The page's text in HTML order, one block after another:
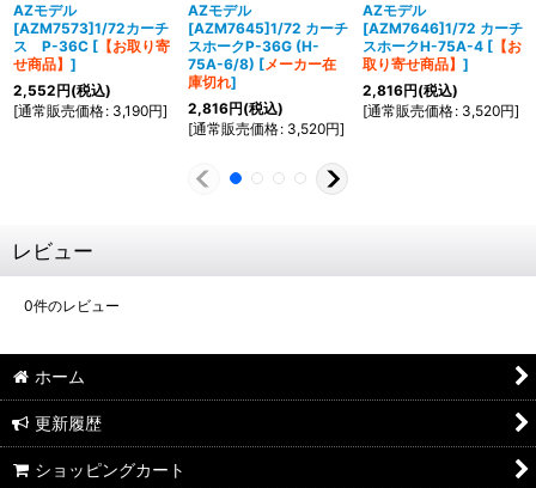
AZモデル
[AZM7573]1/72カーチ
ス P-36C [ 【お取り寄
せ商品】 ]
2,552円(税込)
[通常販売価格: 3,190円]
AZモデル
[AZM7645]1/72 カーチ
スホークP-36G (H-
75A-6/8) [メーカー在
庫切れ]
2,816円(税込)
[通常販売価格: 3,520円]
AZモデル
[AZM7646]1/72 カーチ
スホークH-75A-4 [ 【お
取り寄せ商品】 ]
2,816円(税込)
[通常販売価格: 3,520円]
レビュー
0件のレビュー
ホーム
更新履歴
ショッピングカート